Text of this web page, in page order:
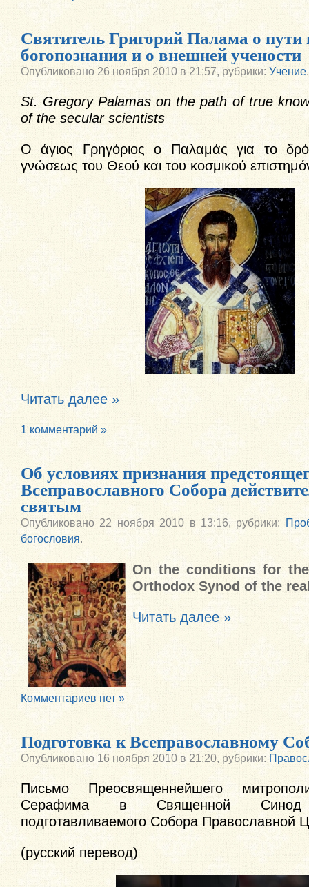
Святитель Григорий Палама о пути
богопознания и о внешней учености
Опубликовано 26 ноября 2010 в 21:57, рубрики: Учение.
St. Gregory Palamas on the path of true
of the secular scientists
Ο άγιος Γρηγόριος ο Παλαμάς για το
γνώσεως του Θεού και του κοσμικού
Читать далее »
1 комментарий »
Об условиях признания
Всеправославного Собора
святым
Опубликовано 22 ноября 2010 в 13:16, рубрики:
богословия.
On the conditions for
Orthodox Synod of the
Читать далее »
Комментариев нет »
Подготовка к Всеправославному
Опубликовано 16 ноября 2010 в 21:20, рубрики:
Письмо Преосвященнейшего
Серафима в Священной Синод
подготавливаемого Собора Православной
(русский перевод)